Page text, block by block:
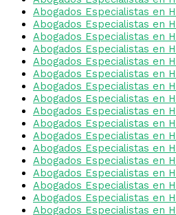
Abogados Especialistas en
Abogados Especialistas en
Abogados Especialistas en
Abogados Especialistas en
Abogados Especialistas en
Abogados Especialistas en
Abogados Especialistas en
Abogados Especialistas en
Abogados Especialistas en
Abogados Especialistas en
Abogados Especialistas en
Abogados Especialistas en
Abogados Especialistas en
Abogados Especialistas en
Abogados Especialistas en
Abogados Especialistas en
Abogados Especialistas en